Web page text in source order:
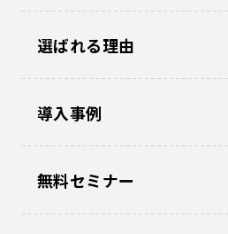
選ばれる理由
導入事例
無料セミナー